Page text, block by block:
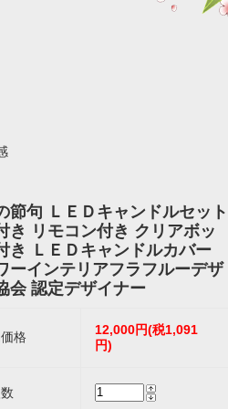
節句 ＬＥＤキャンドルセット
き リモコン付き クリアボッ
き ＬＥＤキャンドルカバー
ーインテリアフラフルーデザ
会 認定デザイナー
格
12,000円(税1,091
円)